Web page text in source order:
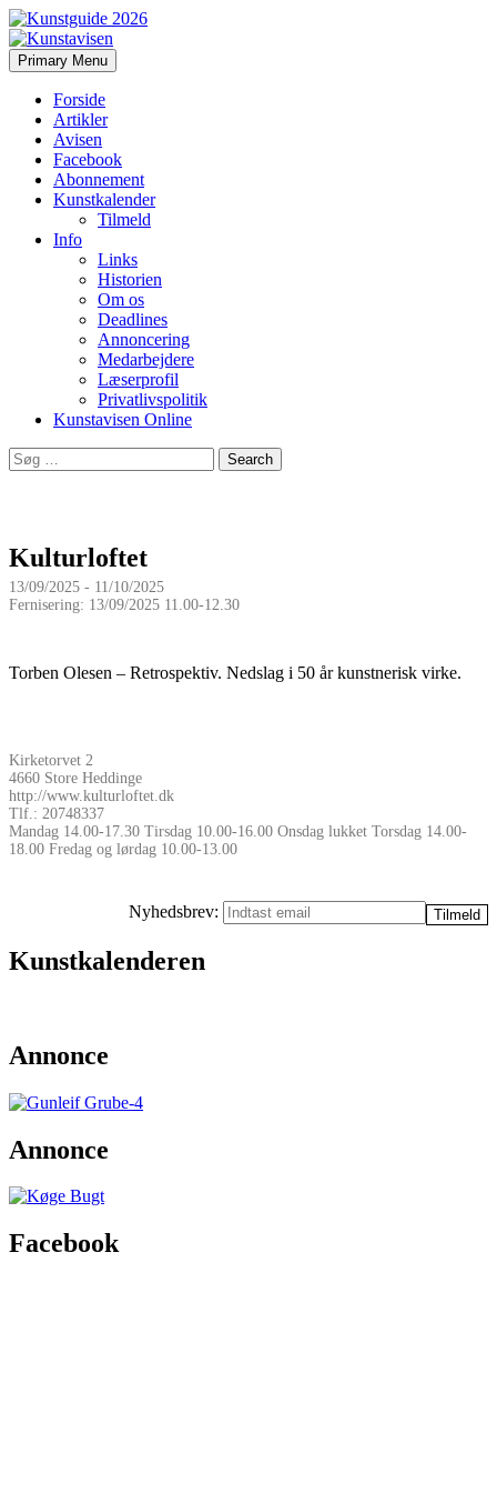
Kunstavisen
Search
Primary Menu Skip
to
Forside
Artikler
Avisen
Facebook
Abonnement
Kunstkalender
Tilmeld
Info
Links
Historien
Om os
Deadlines
Annoncering
Medarbejdere
Læserprofil
Privatlivspolitik
Kunstavisen Online
Search
for:
Kulturloftet
13/09/2025 - 11/10/2025
Fernisering: 13/09/2025 11.00-12.30
Torben Olesen – Retrospektiv. Nedslag i 50 år kunstnerisk virke.
Kirketorvet 2
4660 Store Heddinge
http://www.kulturloftet.dk
Tlf.: 20748337
Mandag 14.00-17.30 Tirsdag 10.00-16.00 Onsdag lukket Torsdag 14.00-
18.00 Fredag og lørdag 10.00-13.00
Nyhedsbrev:
Kunstkalenderen
Annonce
Annonce
Facebook